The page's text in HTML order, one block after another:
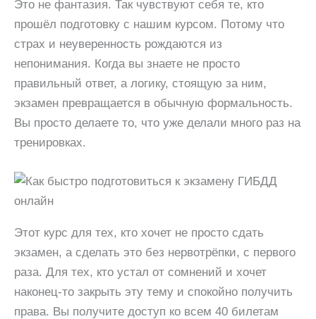
Это не фантазия. Так чувствуют себя те, кто
прошёл подготовку с нашим курсом. Потому что
страх и неуверенность рождаются из
непонимания. Когда вы знаете не просто
правильный ответ, а логику, стоящую за ним,
экзамен превращается в обычную формальность.
Вы просто делаете то, что уже делали много раз на
тренировках.
Этот курс для тех, кто хочет не просто сдать
экзамен, а сделать это без нервотрёпки, с первого
раза. Для тех, кто устал от сомнений и хочет
наконец‑то закрыть эту тему и спокойно получить
права. Вы получите доступ ко всем 40 билетам